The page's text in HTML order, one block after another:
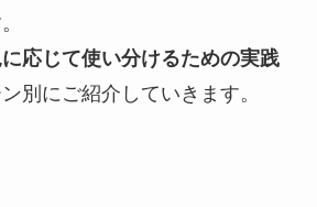
応じて使い分けるための実践
別にご紹介していきます。